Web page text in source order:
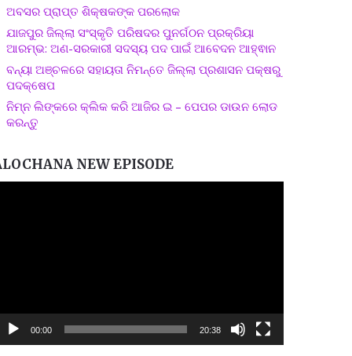
ଅବସର ପ୍ରାପ୍ତ ଶିକ୍ଷକଙ୍କ ପରଲୋକ
ଯାଜପୁର ଜିଲ୍ଲା ସଂସ୍କୃତି ପରିଷଦର ପୁନର୍ଗଠନ ପ୍ରକ୍ରିୟା
ଆରମ୍ଭ: ଅଣ-ସରକାରୀ ସଦସ୍ୟ ପଦ ପାଇଁ ଆବେଦନ ଆହ୍ଵାନ
ବନ୍ୟା ଅଞ୍ଚଳରେ ସହାୟତା ନିମନ୍ତେ ଜିଲ୍ଲା ପ୍ରଶାସନ ପକ୍ଷରୁ
ପଦକ୍ଷେପ
ନିମ୍ନ ଲିଙ୍କରେ କ୍ଲିକ କରି ଆଜିର ଇ – ପେପର ଡାଉନ ଲୋଡ
କରନ୍ତୁ
NEW EPISODE
00:00 20:38